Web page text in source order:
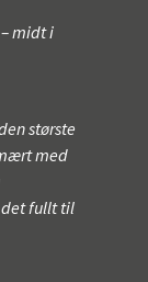
midt i
største
med
fullt til